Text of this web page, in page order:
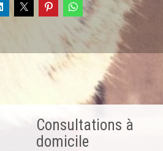
Consultations à
domicile